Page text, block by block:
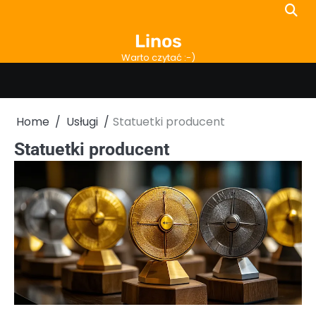
Linos
Warto czytać :-)
Home Usługi Statuetki producent
Statuetki producent